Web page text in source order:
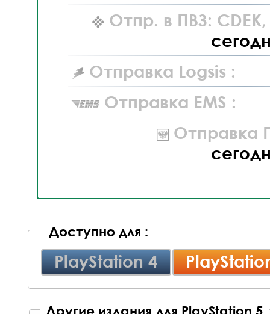
Отпр. в ПВЗ: CDEK,
Отправка Logsis :
Отправка EMS :
Отправка
Доступно для :
PlayStation 4